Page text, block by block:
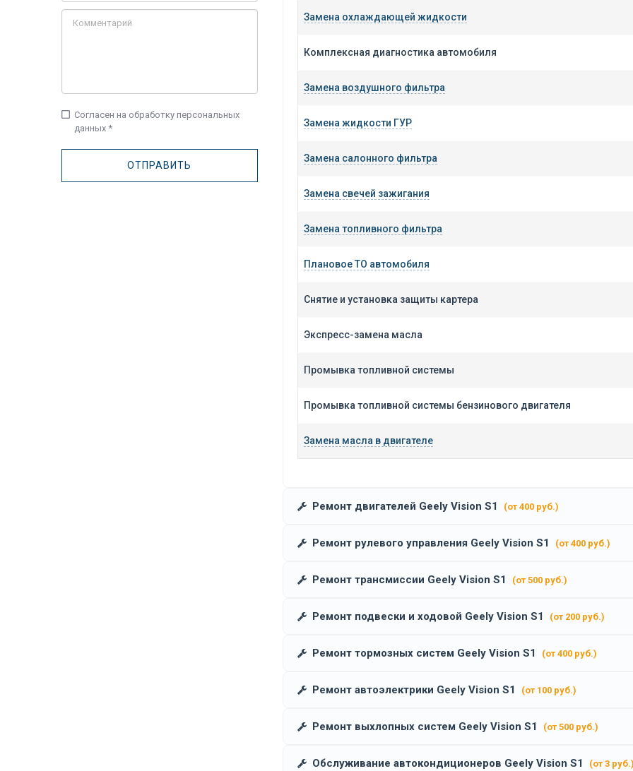
Замена охлаждающей жидкости
Комплексная диагностика автомобиля
Замена воздушного фильтра
Замена жидкости ГУР
Замена салонного фильтра
Замена свечей зажигания
Замена топливного фильтра
Плановое ТО автомобиля
Снятие и установка защиты картера
Экспресс-замена масла
Промывка топливной системы
Промывка топливной системы бензинового двигателя
Замена масла в двигателе
Ремонт двигателей Geely Vision S1 (от 400 руб.)
Ремонт рулевого управления Geely Vision S1 (от 400 руб.)
Ремонт трансмиссии Geely Vision S1 (от 500 руб.)
Ремонт подвески и ходовой Geely Vision S1 (от 200 руб.)
Ремонт тормозных систем Geely Vision S1 (от 400 руб.)
Ремонт автоэлектрики Geely Vision S1 (от 100 руб.)
Ремонт выхлопных систем Geely Vision S1 (от 500 руб.)
Обслуживание автокондиционеров Geely Vision S1 (от 3
check_box_outline_blank Согласен на обработку персональных
данных *